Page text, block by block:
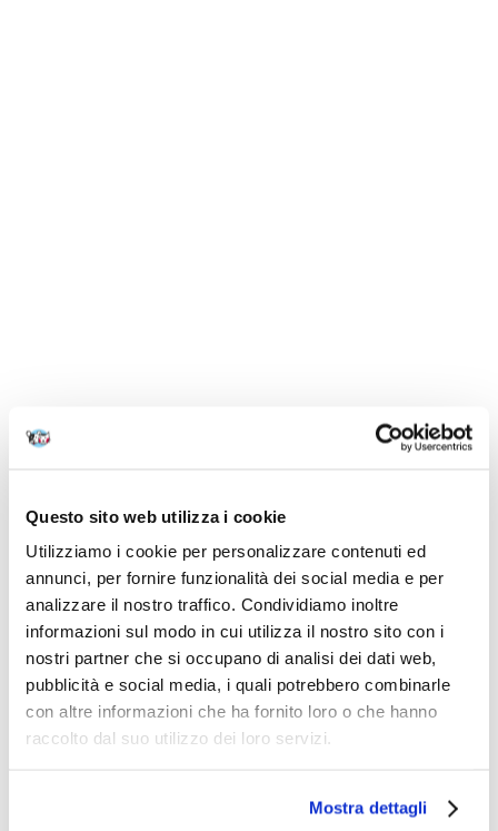
Questo sito web utilizza i cookie
Utilizziamo i cookie per personalizzare contenuti ed
annunci, per fornire funzionalità dei social media e per
analizzare il nostro traffico. Condividiamo inoltre
informazioni sul modo in cui utilizza il nostro sito con i
nostri partner che si occupano di analisi dei dati web,
pubblicità e social media, i quali potrebbero combinarle
con altre informazioni che ha fornito loro o che hanno
raccolto dal suo utilizzo dei loro servizi.
Mostra dettagli